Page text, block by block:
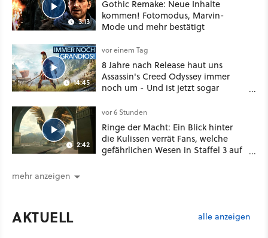
3:13
Gothic Remake: Neue Inhalte
kommen! Fotomodus, Marvin-
Mode und mehr bestätigt
14:45
vor einem Tag
8 Jahre nach Release haut uns
Assassin's Creed Odyssey immer
noch um - Und ist jetzt sogar
2:42
vor 6 Stunden
Ringe der Macht: Ein Blick hinter
die Kulissen verrät Fans, welche
gefährlichen Wesen in Staffel 3 auf
mehr anzeigen
AKTUELL alle anzeigen